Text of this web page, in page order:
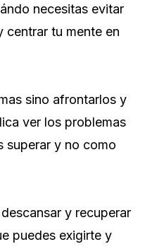
necesitas evitar
centrar tu mente en
sino afrontarlos y
ver los problemas
superar y no como
y recuperar
puedes exigirte y